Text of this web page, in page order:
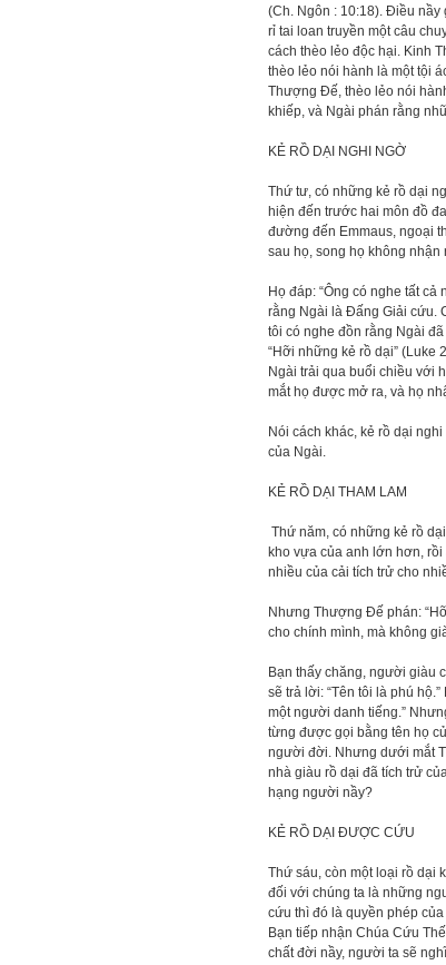
(Ch. Ngôn : 10:18). Điều nầy
rỉ tai loan truyền một câu
cách thèo lẻo độc hại. Kinh
thèo lẻo nói hành là một tội
Thượng Đế, thèo lẻo nói
khiếp, và Ngài phán rằng
KẺ RỒ DẠI NGHI NGỜ
Thứ tư, có những kẻ rồ dại
hiện đến trước hai môn đồ
đường đến Emmaus, ngoại
sau họ, song họ không nhận
Họ đáp: “Ông có nghe tất
rằng Ngài là Đấng Giải cứu.
tôi có nghe đồn rằng Ngài
“Hỡi những kẻ rồ dại” (Luke
Ngài trải qua buổi chiều với
mắt họ được mở ra, và họ
Nói cách khác, kẻ rồ dại
của Ngài.
KẺ RỒ DẠI THAM LAM
Thứ năm, có những kẻ rồ
kho vựa của anh lớn hơn,
nhiều của cải tích trử cho
Nhưng Thượng Đế phán:
cho chính mình, mà không
Bạn thấy chăng, người giàu
sẽ trả lời: “Tên tôi là phú
một người danh tiếng.”
từng được gọi bằng tên họ
người đời. Nhưng dưới mắt
nhà giàu rồ dại đã tích trử
hạng người nầy?
KẺ RỒ DẠI ĐƯỢC CỨU
Thứ sáu, còn một loại rồ dại
đối với chúng ta là những
cứu thì đó là quyền phép
Bạn tiếp nhận Chúa Cứu
chất đời nầy, người ta sẽ